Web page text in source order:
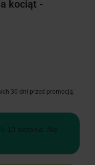
kociąt -
30 dni przed promocją:
10 sierpnia. Nie